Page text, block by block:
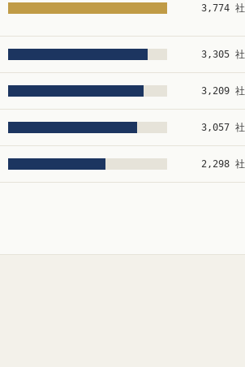
3,774 社
3,305 社
3,209 社
3,057 社
2,298 社